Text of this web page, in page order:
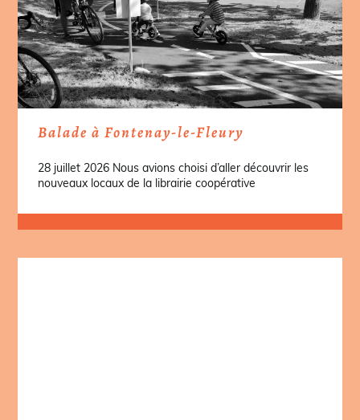
Balade à Fontenay-le-Fleury
28 juillet 2026 Nous avions choisi d’aller découvrir les
nouveaux locaux de la librairie coopérative